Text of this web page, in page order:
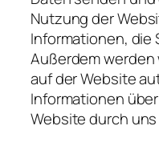
Nutzung der
Informationen, die
Außerdem
auf der Website
Informationen
Website durch